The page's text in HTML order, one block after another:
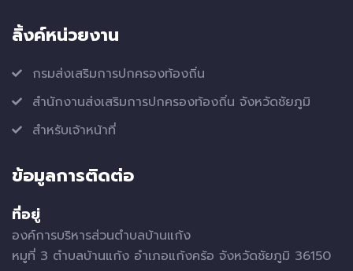
ลิ้งค์หน่วยงาน
กรมส่งเสริมการปกครองท้องถิ่น
สำนักงานส่งเสริมการปกครองท้องถิ่น จังหวัดชัยภูมิ
สำหรับเจ้าหน้าที่
ข้อมูลการติดต่อ
ที่อยู่
องค์การบริหารส่วนตำบลบ้านแก้ง
หมูที่ 3 ตำบลบ้านแก้ง อำเภอแก้งคร้อ จังหวัดชัยภูมิ 36150